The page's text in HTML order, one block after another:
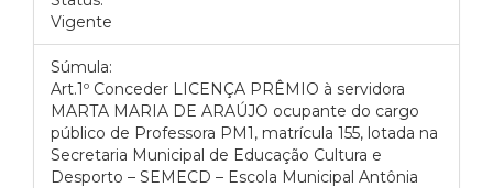
Vigente
Súmula:
Art.1º Conceder LICENÇA PRÊMIO à servidora
MARTA MARIA DE ARAÚJO ocupante do cargo
público de Professora PM1, matrícula 155, lotada na
Secretaria Municipal de Educação Cultura e
Desporto – SEMECD – Escola Municipal Antônia